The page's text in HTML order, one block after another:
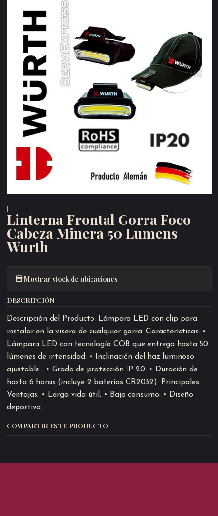
Linterna Frontal Gorra Foco
Cabeza Minera 50 Lumens
Wurth
Mostrar stock de ubicaciones
DESCRIPCIÓN
Descripción del Producto: Lámpara LED con clip para
instalar en la visera de cualquier gorra. Características: •
Lámpara LED con tecnología COB que entrega hasta 50
lúmenes de intensidad. • Inclinación del haz luminoso
ajustable . • Grado de protección IP 20. • Duración de
hasta 6 horas (incluye 2 baterías CR2032). Principales
Ventajas: • Larga vida útil. • Bajo consumo. • Diseño
deportivo.
COMPARTIR ESTE PRODUCTO